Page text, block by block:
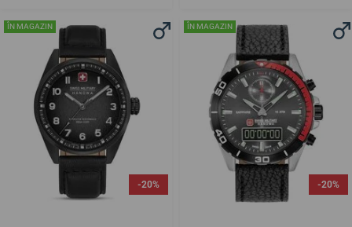
ÎN MAGAZIN
-20%
ÎN MAGAZIN
-20%